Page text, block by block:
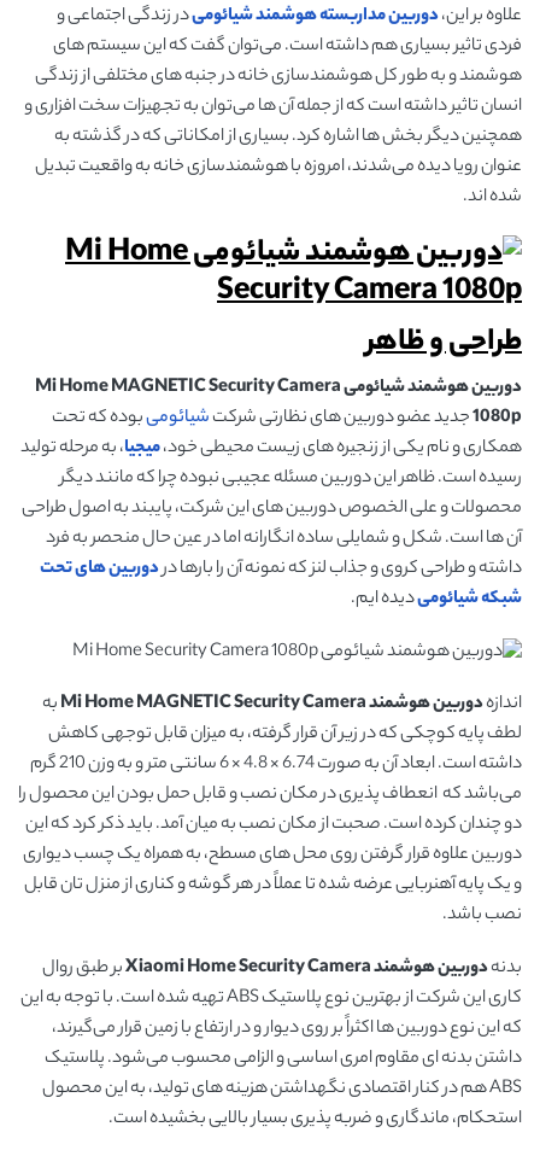
علاوه بر این،دوربین مداربسته هوشمندشیائومیدر زندگی اجتماعی و
فردی تاثیر بسیاری هم داشته است. می‌توان گفت که این سیستم های
هوشمند و به طور کل هوشمندسازی خانه در جنبه های مختلفی از زندگی
انسان تاثیر داشته است که از جمله آن ها می‌توان به تجهیزات سخت افزاری و
همچنین دیگر بخش ها اشاره کرد. بسیاری از امکاناتی که در گذشته به
عنوان رویا دیده می‌شدند، امروزه با هوشمندسازی خانه به واقعیت تبدیل
شده اند.
طراحی و ظاهر
دوربین هوشمند شیائومی Mi Home MAGNETIC Security Camera
1080pجدید عضو دوربین های نظارتی شرکتشیائومیبوده که تحت
همکاری و نام یکی از زنجیره های زیست محیطی خود،میجیا، به مرحله تولید
رسیده است. ظاهر این دوربین مسئله عجیبی نبوده چرا که مانند دیگر
محصولات و علی الخصوص دوربین های این شرکت، پایبند به اصول طراحی
آن ها است. شکل و شمایلی ساده انگارانه اما در عین حال منحصر به فرد
داشته و طراحی کروی و جذاب لنز که نمونه آن را بارها دردوربین های تحت
شبکه شیائومیدیده ایم.
اندازهدوربین هوشمند Mi Home MAGNETIC Security Camera
به
لطف پایه کوچکی که در زیر آن قرار گرفته، به میزان قابل توجهی کاهش
داشته است. ابعاد آن به صورت 6.74 × 4.8 × 6 سانتی متر و به وزن 210 گرم
می‌باشد که انعطاف پذیری در مکان نصب و قابل حمل بودن این محصول را
دو چندان کرده است. صحبت از مکان نصب به میان آمد. باید ذکر کرد که این
دوربین علاوه قرار گرفتن روی محل های مسطح، به همراه یک چسب دیواری
و یک پایه آهنربایی عرضه شده تا عملاً در هر گوشه و کناری از منزل تان قابل
نصب باشد.
بدنهدوربین هوشمندXiaomi Home Security Cameraبر طبق روال
کاری این شرکت از بهترین نوع پلاستیک ABS تهیه شده است. با توجه به این
که این نوع دوربین ها اکثراً بر روی دیوار و در ارتفاع با زمین قرار می‌گیرند،
داشتن بدنه ای مقاوم امری اساسی و الزامی محسوب می‌شود. پلاستیک
ABS هم در کنار اقتصادی نگهداشتن هزینه های تولید، به این محصول
استحکام، ماندگاری و ضربه پذیری بسیار بالایی بخشیده است.